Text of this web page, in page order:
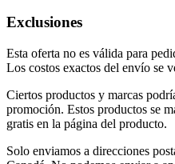
Exclusiones
Esta oferta no es válida para
Los costos exactos del envío se
Ciertos productos y marcas
promoción. Estos productos se
gratis en la página del producto.
Solo enviamos a direcciones